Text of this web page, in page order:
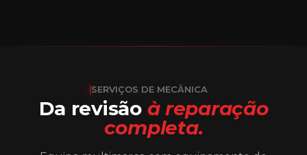
SERVIÇOS DE MECÂNICA
Da revisão à reparação
completa.